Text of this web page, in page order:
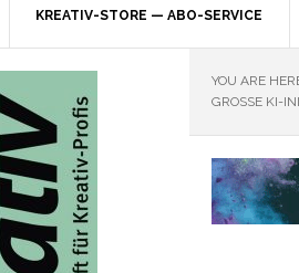
KREATIV-STORE — ABO-SERVICE
YOU ARE
GROSSE KI-